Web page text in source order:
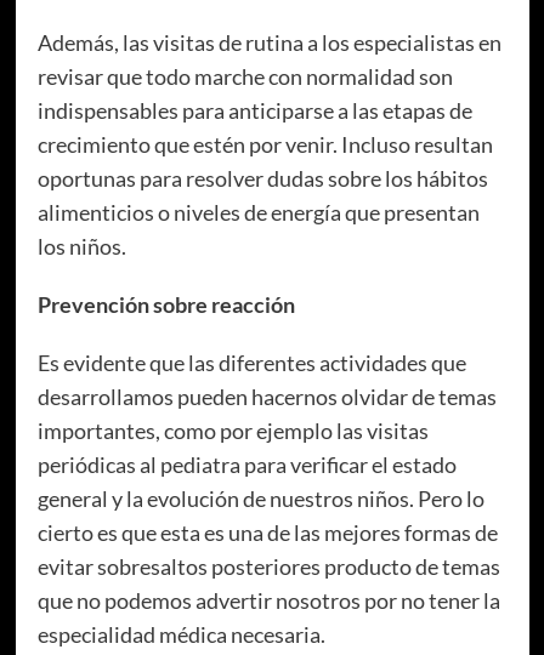
Además, las visitas de rutina a los especialistas en
revisar que todo marche con normalidad son
indispensables para anticiparse a las etapas de
crecimiento que estén por venir. Incluso resultan
oportunas para resolver dudas sobre los hábitos
alimenticios o niveles de energía que presentan
los niños.
Prevención sobre reacción
Es evidente que las diferentes actividades que
desarrollamos pueden hacernos olvidar de temas
importantes, como por ejemplo las visitas
periódicas al pediatra para verificar el estado
general y la evolución de nuestros niños. Pero lo
cierto es que esta es una de las mejores formas de
evitar sobresaltos posteriores producto de temas
que no podemos advertir nosotros por no tener la
especialidad médica necesaria.